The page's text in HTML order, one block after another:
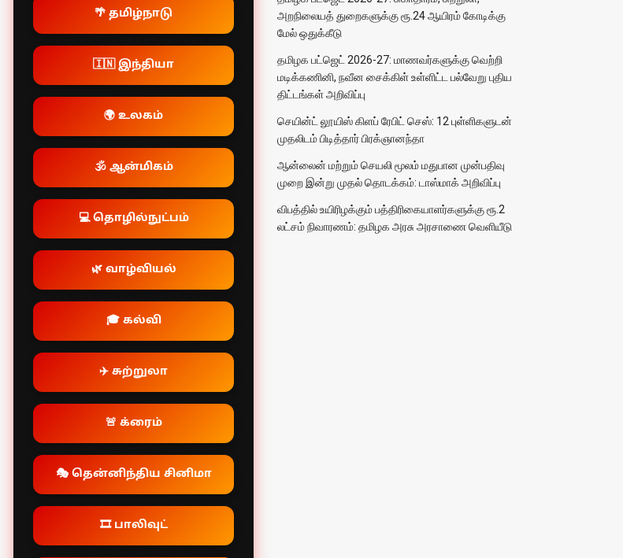
🌴 தமிழ்நாடு
🇮🇳 இந்தியா
🌍 உலகம்
🕉️ ஆன்மிகம்
💻 தொழில்நுட்பம்
🌿 வாழ்வியல்
🎓 கல்வி
✈️ சுற்றுலா
🚨 க்ரைம்
🎭 தென்னிந்திய சினிமா
🎞️ பாலிவுட்
அறநிலையத் துறைகளுக்கு ரூ.24 ஆயிரம் கோடிக்கு
மேல் ஒதுக்கீடு
தமிழக பட்ஜெட் 2026-27: மாணவர்களுக்கு வெற்றி
மடிக்கணினி, நவீன சைக்கிள் உள்ளிட்ட பல்வேறு புதிய
திட்டங்கள் அறிவிப்பு
செயின்ட் லூயிஸ் கிளப் ரேபிட் செஸ்: 12 புள்ளிகளுடன்
முதலிடம் பிடித்தார் பிரக்ஞானந்தா
ஆன்லைன் மற்றும் செயலி மூலம் மதுபான முன்பதிவு
முறை இன்று முதல் தொடக்கம்: டாஸ்மாக் அறிவிப்பு
விபத்தில் உயிரிழக்கும் பத்திரிகையாளர்களுக்கு ரூ.2
லட்சம் நிவாரணம்: தமிழக அரசு அரசாணை வெளியீடு